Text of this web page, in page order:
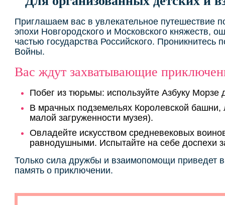
Приглашаем вас в увлекательное путешествие
эпохи Новгородского и Московского княжеств,
частью государства Российского.
Войны.
Вас ждут захватывающие
Побег из тюрьмы: используйте Азбуку Морзе
В мрачных подземельях Королевской башни,
малой загруженности музея).
Овладейте искусством средневековых
равнодушными. Испытайте на себе доспехи
Только сила дружбы и взаимопомощи приведет
память о приключении.